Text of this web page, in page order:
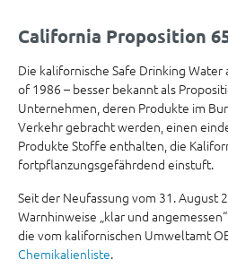
California Proposition
Die kalifornische Safe Drinking
of 1986 – besser bekannt als
Unternehmen, deren Produkte im
Verkehr gebracht werden, einen
Produkte Stoffe enthalten, die
fortpflanzungsgefährdend einstuft.
Seit der Neufassung vom 31. August
Warnhinweise „klar und
die vom kalifornischen Umweltamt
Chemikalienliste.